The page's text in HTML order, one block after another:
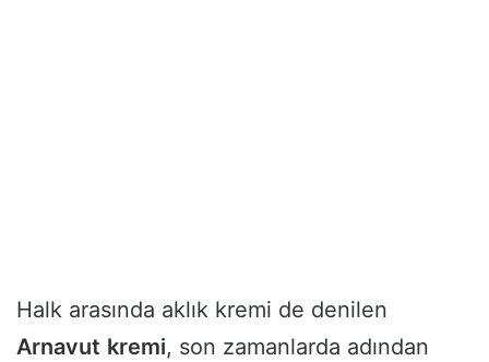
Halk arasında aklık kremi de denilen
Arnavut kremi, son zamanlarda adından